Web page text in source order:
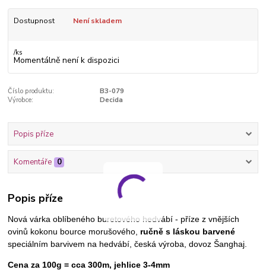
Dostupnost Není skladem
/ks
Momentálně není k dispozici
Číslo produktu:
B3-079
Výrobce:
Decida
Popis příze
Komentáře 0
Popis příze
Nová várka oblíbeného buretového hedvábí - příze z vnějších
ovinů kokonu bource morušového, ručně s láskou barvené
speciálním barvivem na hedvábí, česká výroba, dovoz Šanghaj.
Cena za 100g = cca 300m, jehlice 3-4mm